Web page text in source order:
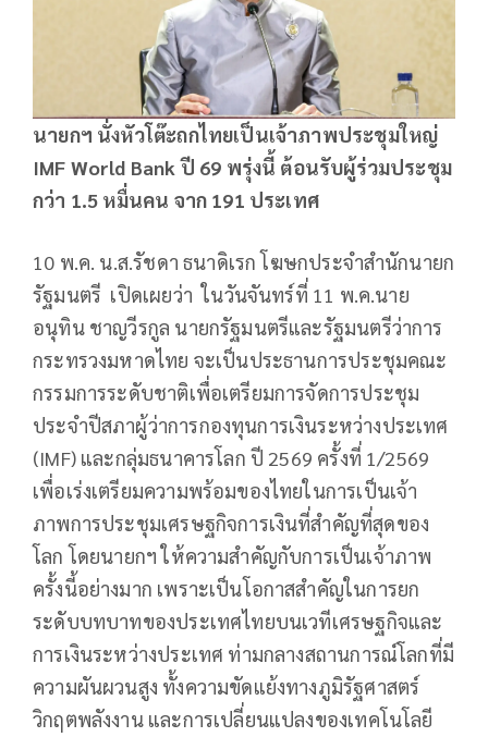
นายกฯ นั่งหัวโต๊ะถกไทยเป็นเจ้าภาพประชุมใหญ่
IMF World Bank ปี 69 พรุ่งนี้ ต้อนรับผู้ร่วมประชุม
กว่า 1.5 หมื่นคน จาก 191 ประเทศ
10 พ.ค. น.ส.รัชดา ธนาดิเรก โฆษกประจำสำนักนายก
รัฐมนตรี เปิดเผยว่า ในวันจันทร์ที่ 11 พ.ค.นาย
อนุทิน ชาญวีรกูล นายกรัฐมนตรีและรัฐมนตรีว่าการ
กระทรวงมหาดไทย จะเป็นประธานการประชุมคณะ
กรรมการระดับชาติเพื่อเตรียมการจัดการประชุม
ประจำปีสภาผู้ว่าการกองทุนการเงินระหว่างประเทศ
(IMF) และกลุ่มธนาคารโลก ปี 2569 ครั้งที่ 1/2569
เพื่อเร่งเตรียมความพร้อมของไทยในการเป็นเจ้า
ภาพการประชุมเศรษฐกิจการเงินที่สำคัญที่สุดของ
โลก โดยนายกฯ ให้ความสำคัญกับการเป็นเจ้าภาพ
ครั้งนี้อย่างมาก เพราะเป็นโอกาสสำคัญในการยก
ระดับบทบาทของประเทศไทยบนเวทีเศรษฐกิจและ
การเงินระหว่างประเทศ ท่ามกลางสถานการณ์โลกที่มี
ความผันผวนสูง ทั้งความขัดแย้งทางภูมิรัฐศาสตร์
วิกฤตพลังงาน และการเปลี่ยนแปลงของเทคโนโลยี